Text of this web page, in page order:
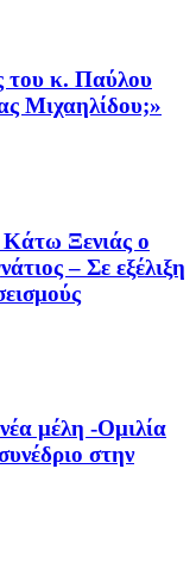
του κ. Παύλου
Μιχαηλίδου;»
Κάτω Ξενιάς ο
– Σε εξέλιξη
μέλη -Ομιλία
στην